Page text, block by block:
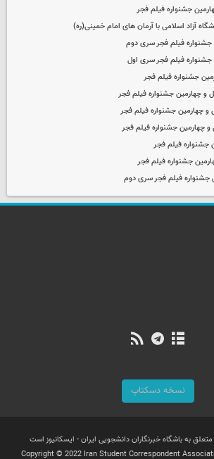
جشنواره فیلم فجر
آزاد اسلامی با آرمان های امام خمینی(ره)
فیلم فجر سری دوم
فیلم فجر سری اول
جشنواره فیلم فجر
چهارمین جشنواره فیلم فجر
چهارمین جشنواره فیلم فجر
چهارمین جشنواره فیلم فجر
جشنواره فیلم فجر
جشنواره فیلم فجر
جشنواره فیلم فجر سری دوم
نسخه دسکتاپ
به باشگاه خبرنگاران دانشجویی ایران - ایسکانیوز است
Copyright © 2022 Iran Student Correspondent